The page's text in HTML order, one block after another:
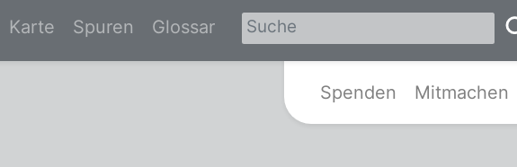
Zur Startseite von Spurensuche-Bremen
Karte Spuren Glossar
Spenden Mitmachen